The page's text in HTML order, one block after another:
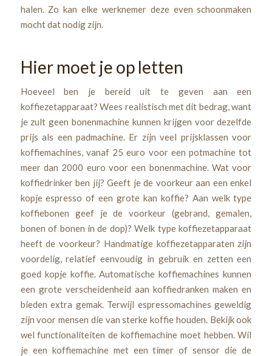
halen. Zo kan elke werknemer deze even schoonmaken
mocht dat nodig zijn.
Hier moet je op letten
Hoeveel ben je bereid uit te geven aan een
koffiezetapparaat? Wees realistisch met dit bedrag, want
je zult geen bonenmachine kunnen krijgen voor dezelfde
prijs als een padmachine. Er zijn veel prijsklassen voor
koffiemachines, vanaf 25 euro voor een potmachine tot
meer dan 2000 euro voor een bonenmachine. Wat voor
koffiedrinker ben jij? Geeft je de voorkeur aan een enkel
kopje espresso of een grote kan koffie? Aan welk type
koffiebonen geef je de voorkeur (gebrand, gemalen,
bonen of bonen in de dop)? Welk type koffiezetapparaat
heeft de voorkeur? Handmatige koffiezetapparaten zijn
voordelig, relatief eenvoudig in gebruik en zetten een
goed kopje koffie. Automatische koffiemachines kunnen
een grote verscheidenheid aan koffiedranken maken en
bieden extra gemak. Terwijl espressomachines geweldig
zijn voor mensen die van sterke koffie houden. Bekijk ook
wel functionaliteiten de koffiemachine moet hebben. Wil
je een koffiemachine met een timer of sensor die de